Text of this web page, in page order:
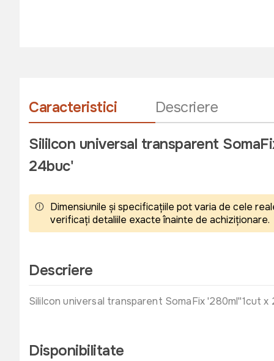
Caracteristici Descriere
Sililcon universal transparent
24buc'
Dimensiunile și specificațiile pot varia de cele
verificați detaliile exacte înainte de achiziționare.
Descriere
Sililcon universal transparent SomaFix '280ml''1cut x
Disponibilitate